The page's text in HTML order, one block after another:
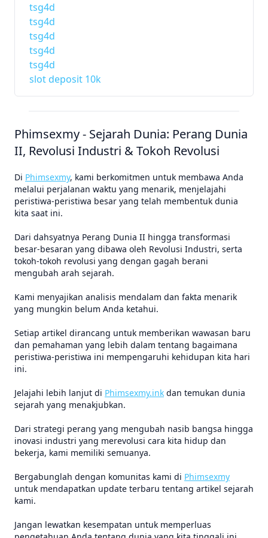
tsg4d
tsg4d
tsg4d
tsg4d
tsg4d
slot deposit 10k
Phimsexmy - Sejarah Dunia: Perang Dunia
II, Revolusi Industri & Tokoh Revolusi
Di Phimsexmy, kami berkomitmen untuk membawa Anda
melalui perjalanan waktu yang menarik, menjelajahi
peristiwa-peristiwa besar yang telah membentuk dunia
kita saat ini.
Dari dahsyatnya Perang Dunia II hingga transformasi
besar-besaran yang dibawa oleh Revolusi Industri, serta
tokoh-tokoh revolusi yang dengan gagah berani
mengubah arah sejarah.
Kami menyajikan analisis mendalam dan fakta menarik
yang mungkin belum Anda ketahui.
Setiap artikel dirancang untuk memberikan wawasan baru
dan pemahaman yang lebih dalam tentang bagaimana
peristiwa-peristiwa ini mempengaruhi kehidupan kita hari
ini.
Jelajahi lebih lanjut di Phimsexmy.ink dan temukan dunia
sejarah yang menakjubkan.
Dari strategi perang yang mengubah nasib bangsa hingga
inovasi industri yang merevolusi cara kita hidup dan
bekerja, kami memiliki semuanya.
Bergabunglah dengan komunitas kami di Phimsexmy
untuk mendapatkan update terbaru tentang artikel sejarah
kami.
Jangan lewatkan kesempatan untuk memperluas